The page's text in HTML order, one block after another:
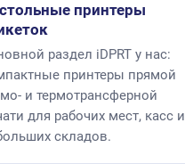
принтеры
раздел iDPRT у нас:
принтеры прямой
и термотрансферной
для рабочих мест, касс и
складов.